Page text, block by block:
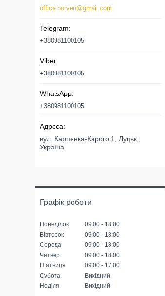
office.borven@gmail.com
+380981100105
+380981100105
+380981100105
вул. Карпенка-Карого 1, Луцьк,
Україна
Графік роботи
Понеділок 09:00
18:00
Вівторок
09:00
18:00
Середа
09:00
18:00
Четвер
09:00
18:00
Пʼятниця
09:00
17:00
Субота
Вихідний
Неділя
Вихідний